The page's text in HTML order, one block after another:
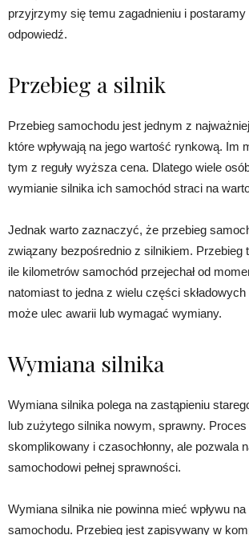
przyjrzymy się temu zagadnieniu i postaramy
odpowiedź.
Przebieg a silnik
Przebieg samochodu jest jednym z
które wpływają na jego wartość rynkową. Im
tym z reguły wyższa cena. Dlatego wiele
wymianie silnika ich samochód straci na
Jednak warto zaznaczyć, że przebieg
związany bezpośrednio z silnikiem. Przebieg
ile kilometrów samochód przejechał od
natomiast to jedna z wielu części
może ulec awarii lub wymagać wymiany.
Wymiana silnika
Wymiana silnika polega na zastąpieniu
lub zużytego silnika nowym, sprawny.
skomplikowany i czasochłonny, ale pozwala
samochodowi pełnej sprawności.
Wymiana silnika nie powinna mieć wpływu
samochodu. Przebieg jest zapisywany w